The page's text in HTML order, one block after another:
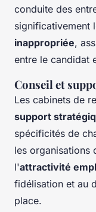
conduite des
significativement
inappropriée,
entre le candidat
Conseil et
Les cabinets de
support
spécificités de
les organisations
l'attractivité
fidélisation et au
place.